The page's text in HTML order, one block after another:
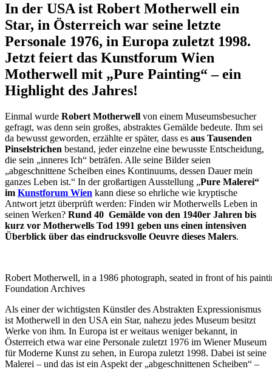
In der USA ist Robert Motherwell ein
Star, in Österreich war seine letzte
Personale 1976, in Europa zuletzt 1998.
Jetzt feiert das Kunstforum Wien
Motherwell mit „Pure Painting“ – ein
Highlight des Jahres!
Einmal wurde Robert Motherwell von einem Museumsbesucher
gefragt, was denn sein großes, abstraktes Gemälde bedeute. Ihm sei
da bewusst geworden, erzählte er später, dass es aus Tausenden
Pinselstrichen bestand, jeder einzelne eine bewusste Entscheidung,
die sein „inneres Ich“ beträfen. Alle seine Bilder seien
„abgeschnittene Scheiben eines Kontinuums, dessen Dauer mein
ganzes Leben ist.“ In der großartigen Ausstellung „Pure Malerei“
im Kunstforum Wien kann diese so ehrliche wie kryptische
Antwort jetzt überprüft werden: Finden wir Motherwells Leben in
seinen Werken? Rund 40 Gemälde von den 1940er Jahren bis
kurz vor Motherwells Tod 1991 geben uns einen intensiven
Überblick über das eindrucksvolle Oeuvre dieses Malers.
Robert Motherwell, in a 1986 photograph, seated in front of his
Foundation Archives
Als einer der wichtigsten Künstler des Abstrakten Expressionismus
ist Motherwell in den USA ein Star, nahezu jedes Museum besitzt
Werke von ihm. In Europa ist er weitaus weniger bekannt, in
Österreich etwa war eine Personale zuletzt 1976 im Wiener Museum
für Moderne Kunst zu sehen, in Europa zuletzt 1998. Dabei ist seine
Malerei – und das ist ein Aspekt der „abgeschnittenen Scheiben“ –